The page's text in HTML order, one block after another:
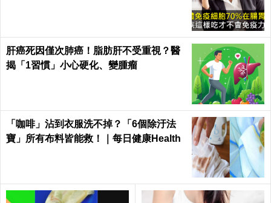
肝癌死因僅次肺癌！脂肪肝不受重視？醫
揭「1習慣」小心硬化、變腫瘤
「咖啡」沾到衣服洗不掉？「6個除汙法
寶」所有布料皆能救！｜每日健康Health